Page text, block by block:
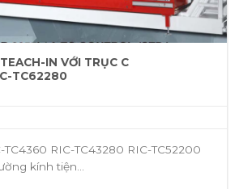
IN VỚI TRỤC C
TC62280
RIC-TC43280 RIC-TC52200
kính tiện...